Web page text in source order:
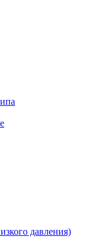
давления)